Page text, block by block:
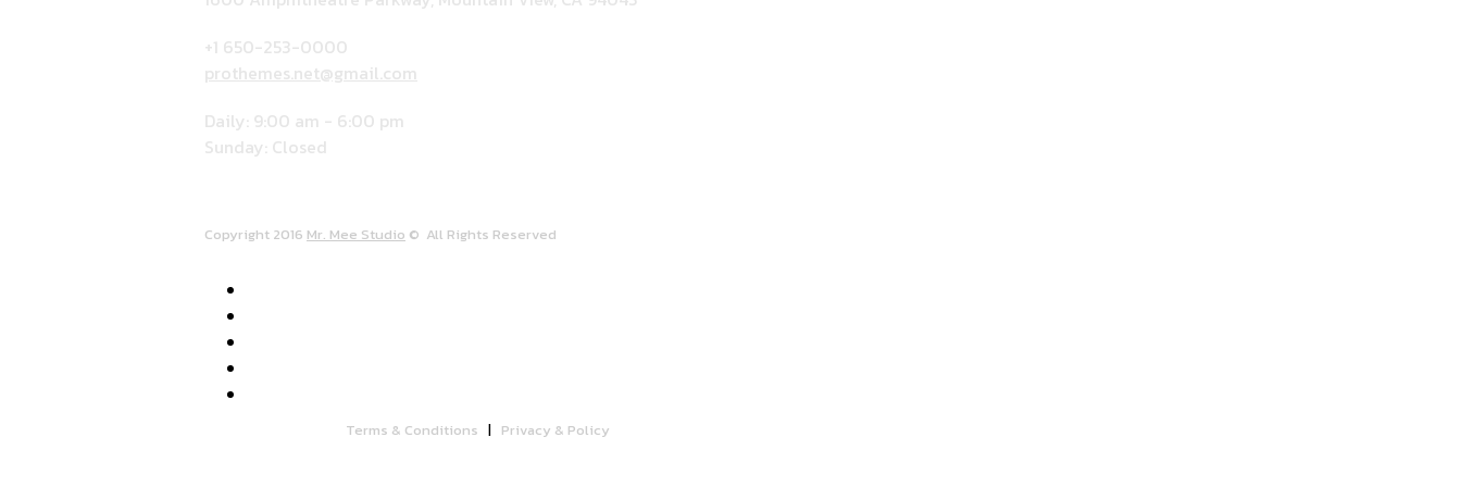
+1 650-253-0000
prothemes.net@gmail.com
Daily: 9:00 am - 6:00 pm
Sunday: Closed
Copyright 2016 Mr. Mee Studio © All Rights Reserved
Terms & Conditions | Privacy & Policy